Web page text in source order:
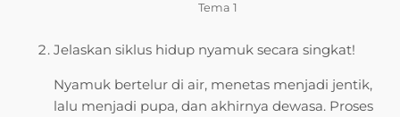
Tema 1
Jelaskan siklus hidup nyamuk secara singkat!
Nyamuk bertelur di air, menetas menjadi jentik,
lalu menjadi pupa, dan akhirnya dewasa. Proses